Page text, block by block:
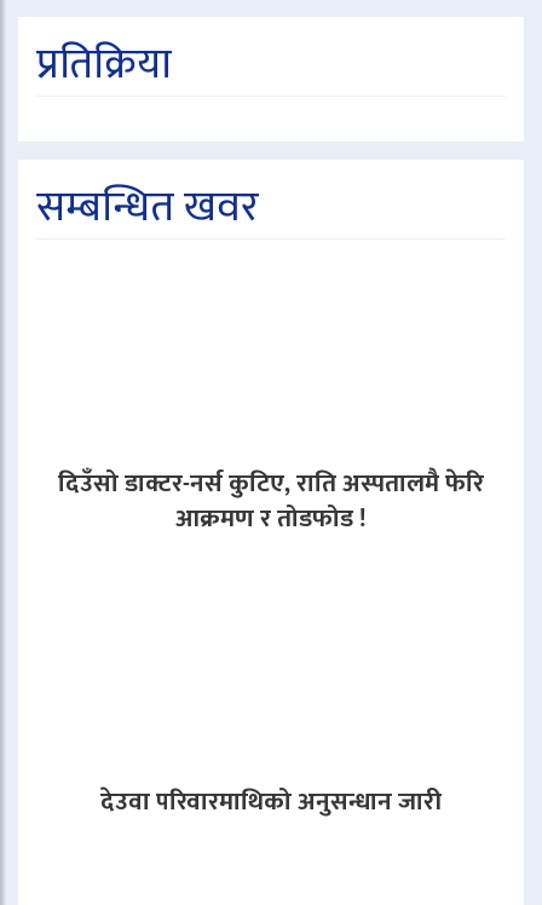
प्रतिक्रिया
सम्बन्धित खवर
दिउँसो डाक्टर-नर्स कुटिए, राति अस्पतालमै फेरि
आक्रमण र तोडफोड !
देउवा परिवारमाथिको अनुसन्धान जारी